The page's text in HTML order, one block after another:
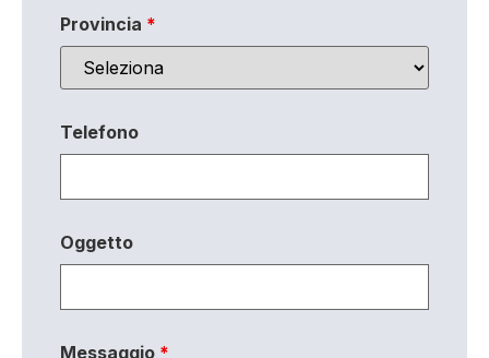
Provincia *
Telefono
Oggetto
Messaggio *